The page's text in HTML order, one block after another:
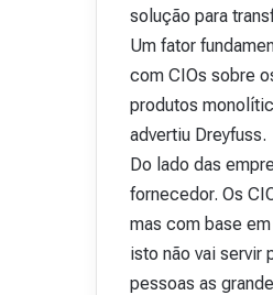
solução para
Um fator
com CIOs sobre
produtos
advertiu Dreyfuss.
Do lado das
fornecedor. Os
mas com base
isto não vai servir
pessoas as